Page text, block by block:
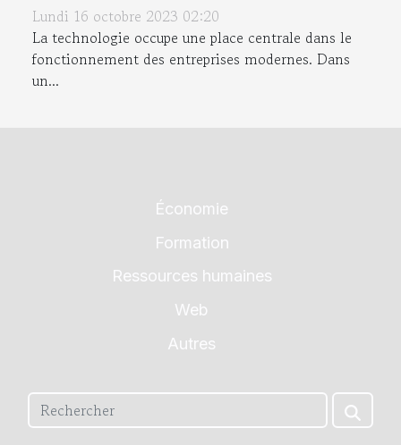
Lundi 16 octobre 2023 02:20
La technologie occupe une place centrale dans le
fonctionnement des entreprises modernes. Dans
un...
Économie
Formation
Ressources humaines
Web
Autres